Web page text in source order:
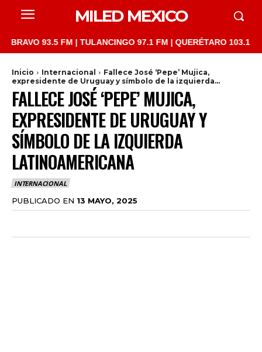
MILED MEXICO
93.5 FM | TULANCINGO 97.1 FM | QUERÉTARO 103.1 FM |
Inicio Internacional
Fallece José ‘Pepe’ Mujica,
expresidente de Uruguay y símbolo de la izquierda...
FALLECE JOSÉ ‘PEPE’ MUJICA,
EXPRESIDENTE DE URUGUAY Y
SÍMBOLO DE LA IZQUIERDA
LATINOAMERICANA
INTERNACIONAL
PUBLICADO EN 13 MAYO, 2025